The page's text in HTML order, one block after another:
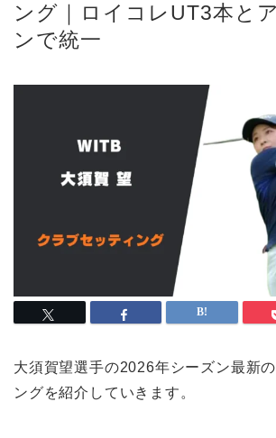
ング｜ロイコレUT3本と
ンで統一
大須賀望選手の2026年シーズン最新
ングを紹介していきます。